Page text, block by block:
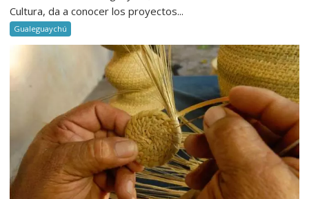
Cultura, da a conocer los proyectos...
Gualeguaychú